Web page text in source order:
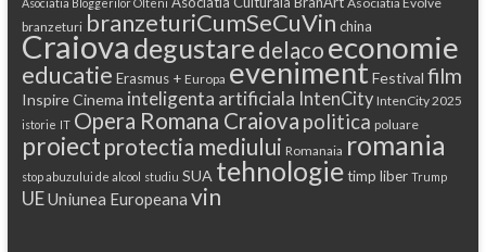
branzeturi branzeturiCumSeCuVin china
Craiova degustaredelaco economie
educatie Erasmus + Europa eveniment Festival film
Inspire Cinema inteligenta artificiala IntenCity IntenCity 2025
istorie IT Opera Romana Craiova politica poluare
proiect protectia mediului Romanaia romania
stop abuzului de alcool studiu SUA tehnologie timp liber Trump
UEUniunea Europeana vin